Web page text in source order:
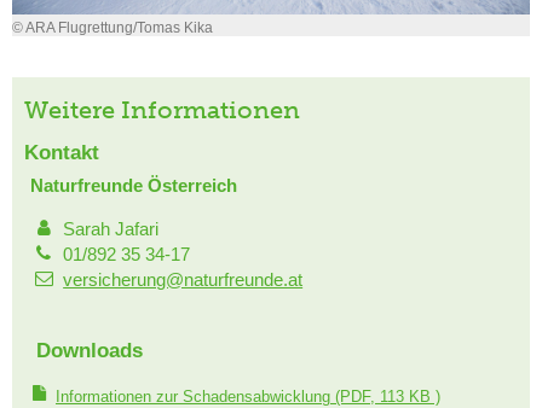
© ARA Flugrettung/Tomas Kika
Weitere Informationen
Kontakt
Naturfreunde Österreich
Sarah Jafari
01/892 35 34-17
versicherung@naturfreunde.at
Downloads
Informationen zur Schadensabwicklung (PDF, 113 KB )